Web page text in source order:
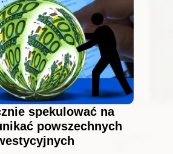
spekulować na
powszechnych